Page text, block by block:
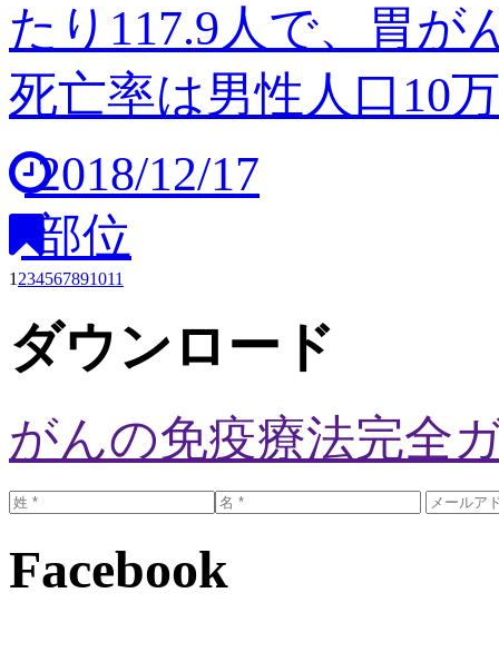
たり117.9人で、胃が
死亡率は男性人口10
2018/12/17
部位
1 234567891011
ダウンロード
がんの免疫療法完全
Facebook